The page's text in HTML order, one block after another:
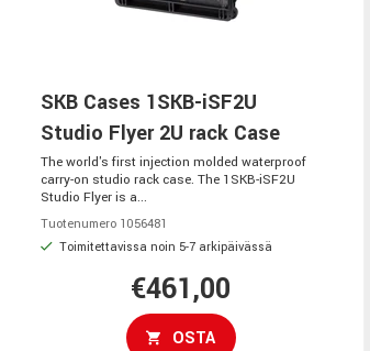
SKB Cases 1SKB-iSF2U
Studio Flyer 2U rack Case
The world's first injection molded waterproof
carry-on studio rack case. The 1SKB-iSF2U
Studio Flyer is a...
Tuotenumero 1056481
Toimitettavissa noin 5-7 arkipäivässä
€461,00
OSTA